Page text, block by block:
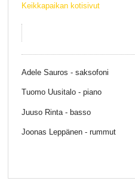
Keikkapaikan kotisivut
Adele Sauros - saksofoni
Tuomo Uusitalo - piano
Juuso Rinta - basso
Joonas Leppänen - rummut